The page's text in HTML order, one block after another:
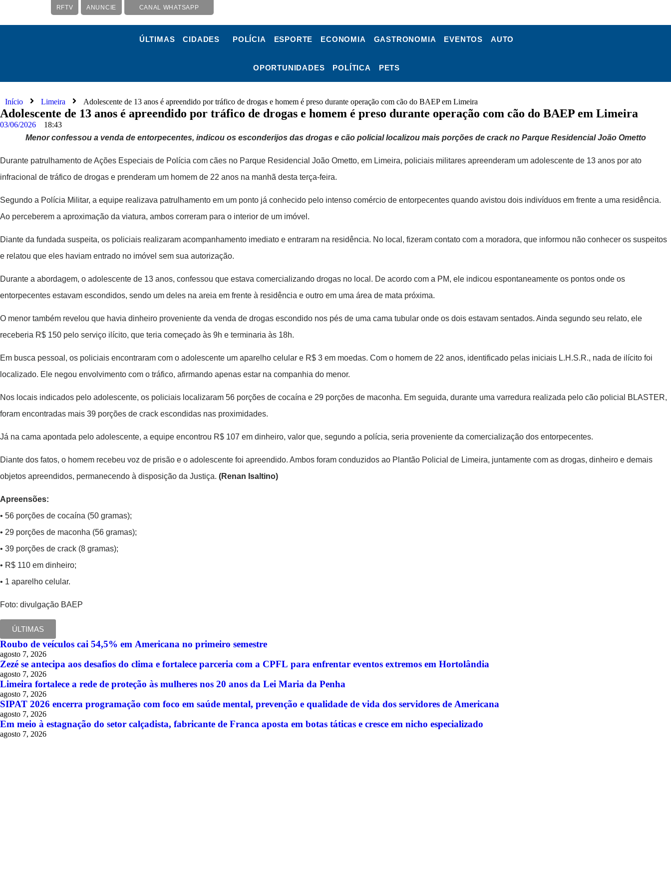
RFTV ANUNCIE CANAL WHATSAPP
ÚLTIMAS CIDADES POLÍCIA ESPORTE ECONOMIA GASTRONOMIA EVENTOS AUTO
OPORTUNIDADES POLÍTICA PETS
Início Limeira Adolescente de 13 anos é apreendido por tráfico de drogas e homem é preso durante operação com cão do BAEP em Limeira
Adolescente de 13 anos é apreendido por tráfico de drogas e homem é preso durante operação com cão do BAEP em Limeira
03/06/2026
18:43
Menor confessou a venda de entorpecentes, indicou os esconderijos das drogas e cão policial localizou mais porções de crack no Parque Residencial João Ometto
Durante patrulhamento de Ações Especiais de Polícia com cães no Parque Residencial João Ometto, em Limeira, policiais militares apreenderam um adolescente de 13 anos por ato
infracional de tráfico de drogas e prenderam um homem de 22 anos na manhã desta terça-feira.
Segundo a Polícia Militar, a equipe realizava patrulhamento em um ponto já conhecido pelo intenso comércio de entorpecentes quando avistou dois indivíduos em frente a uma residência.
Ao perceberem a aproximação da viatura, ambos correram para o interior de um imóvel.
Diante da fundada suspeita, os policiais realizaram acompanhamento imediato e entraram na residência. No local, fizeram contato com a moradora, que informou não conhecer os suspeitos
e relatou que eles haviam entrado no imóvel sem sua autorização.
Durante a abordagem, o adolescente de 13 anos, confessou que estava comercializando drogas no local. De acordo com a PM, ele indicou espontaneamente os pontos onde os
entorpecentes estavam escondidos, sendo um deles na areia em frente à residência e outro em uma área de mata próxima.
O menor também revelou que havia dinheiro proveniente da venda de drogas escondido nos pés de uma cama tubular onde os dois estavam sentados. Ainda segundo seu relato, ele
receberia R$ 150 pelo serviço ilícito, que teria começado às 9h e terminaria às 18h.
Em busca pessoal, os policiais encontraram com o adolescente um aparelho celular e R$ 3 em moedas. Com o homem de 22 anos, identificado pelas iniciais L.H.S.R., nada de ilícito foi
localizado. Ele negou envolvimento com o tráfico, afirmando apenas estar na companhia do menor.
Nos locais indicados pelo adolescente, os policiais localizaram 56 porções de cocaína e 29 porções de maconha. Em seguida, durante uma varredura realizada pelo cão policial BLASTER,
foram encontradas mais 39 porções de crack escondidas nas proximidades.
Já na cama apontada pelo adolescente, a equipe encontrou R$ 107 em dinheiro, valor que, segundo a polícia, seria proveniente da comercialização dos entorpecentes.
Diante dos fatos, o homem recebeu voz de prisão e o adolescente foi apreendido. Ambos foram conduzidos ao Plantão Policial de Limeira, juntamente com as drogas, dinheiro e demais
objetos apreendidos, permanecendo à disposição da Justiça. (Renan Isaltino)
Apreensões:
• 56 porções de cocaína (50 gramas);
• 29 porções de maconha (56 gramas);
• 39 porções de crack (8 gramas);
• R$ 110 em dinheiro;
• 1 aparelho celular.
Foto: divulgação BAEP
ÚLTIMAS
Roubo de veículos cai 54,5% em Americana no primeiro semestre
agosto 7, 2026
Zezé se antecipa aos desafios do clima e fortalece parceria com a CPFL para enfrentar eventos extremos em Hortolândia
agosto 7, 2026
Limeira fortalece a rede de proteção às mulheres nos 20 anos da Lei Maria da Penha
agosto 7, 2026
SIPAT 2026 encerra programação com foco em saúde mental, prevenção e qualidade de vida dos servidores de Americana
agosto 7, 2026
Em meio à estagnação do setor calçadista, fabricante de Franca aposta em botas táticas e cresce em nicho especializado
agosto 7, 2026